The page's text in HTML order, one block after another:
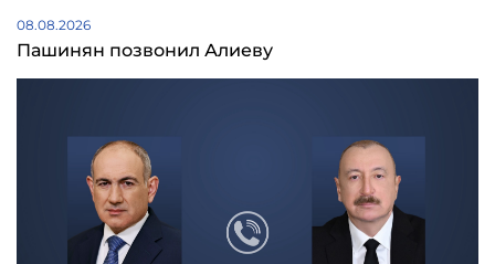
08.08.2026
Пашинян позвонил Алиеву